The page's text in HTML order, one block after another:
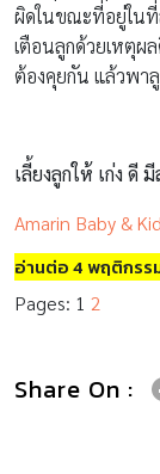
ผิดในขณะที่อยู่ใน
เตือนลูกด้วยเหตุผ
ต้องคุยกัน แล้วพา
เลี้ยงลูกให้ เก่ง ดี
Amarin Baby &
อ่านต่อ 4 พฤติกรร
Pages: 1 2
Share On :